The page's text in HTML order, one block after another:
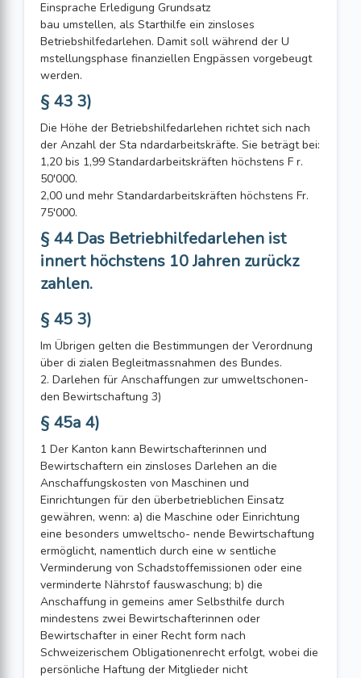
Einsprache Erledigung Grundsatz
bau umstellen, als Starthilfe ein zinsloses
Betriebshilfedarlehen. Damit soll während der U
mstellungsphase finanziellen Engpässen vorgebeugt
werden.
§ 43 3)
Die Höhe der Betriebshilfedarlehen richtet sich nach
der Anzahl der Sta ndardarbeitskräfte. Sie beträgt bei:
1,20 bis 1,99 Standardarbeitskräften höchstens F r.
50'000.
2,00 und mehr Standardarbeitskräften höchstens Fr.
75'000.
§ 44 Das Betriebhilfedarlehen ist
innert höchstens 10 Jahren zurückz
zahlen.
§ 45 3)
Im Übrigen gelten die Bestimmungen der Verordnung
über di zialen Begleitmassnahmen des Bundes.
2. Darlehen für Anschaffungen zur umweltschonen-
den Bewirtschaftung 3)
§ 45a 4)
1 Der Kanton kann Bewirtschafterinnen und
Bewirtschaftern ein zinsloses Darlehen an die
Anschaffungskosten von Maschinen und
Einrichtungen für den überbetrieblichen Einsatz
gewähren, wenn: a) die Maschine oder Einrichtung
eine besonders umweltscho- nende Bewirtschaftung
ermöglicht, namentlich durch eine w sentliche
Verminderung von Schadstoffemissionen oder eine
verminderte Nährstof fauswaschung; b) die
Anschaffung in gemeins amer Selbsthilfe durch
mindestens zwei Bewirtschafterinnen oder
Bewirtschafter in einer Recht form nach
Schweizerischem Obligationenrecht erfolgt, wobei die
persönliche Haftung der Mitglieder nicht